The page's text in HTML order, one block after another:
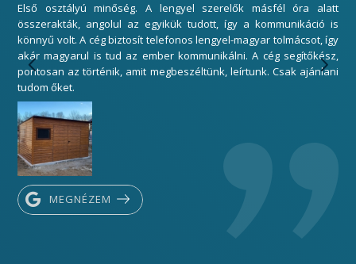
Első osztályú minőség. A lengyel szerelők másfél óra alatt
összerakták, angolul az egyikük tudott, így a kommunikáció is
könnyű volt. A cég biztosít telefonos lengyel-magyar tolmácsot, így
akár magyarul is tud az ember kommunikálni. A cég segítőkész,
pontosan az történik, amit megbeszéltünk, leírtunk. Csak ajánlani
tudom őket.
MEGNÉZEM